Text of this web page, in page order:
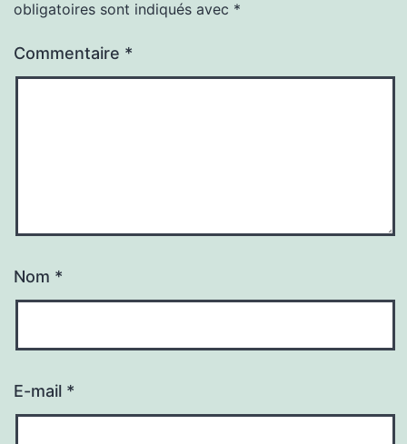
obligatoires sont indiqués avec *
Commentaire *
Nom *
E-mail *